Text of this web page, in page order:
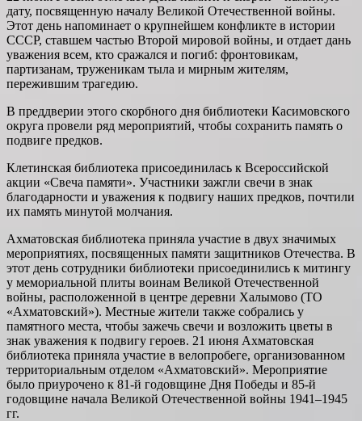
дату, посвященную началу Великой Отечественной войны.
Этот день напоминает о крупнейшем конфликте в истории
СССР, ставшем частью Второй мировой войны, и отдает дань
уважения всем, кто сражался и погиб: фронтовикам,
партизанам, труженикам тыла и мирным жителям,
пережившим трагедию.
В преддверии этого скорбного дня библиотеки Касимовского
округа провели ряд мероприятий, чтобы сохранить память о
подвиге предков.
Клетинская библиотека присоединилась к Всероссийской
акции «Свеча памяти». Участники зажгли свечи в знак
благодарности и уважения к подвигу наших предков, почтили
их память минутой молчания.
Ахматовская библиотека приняла участие в двух значимых
мероприятиях, посвященных памяти защитников Отечества. В
этот день сотрудники библиотеки присоединились к митингу
у мемориальной плиты воинам Великой Отечественной
войны, расположенной в центре деревни Халымово (ТО
«Ахматовский»). Местные жители также собрались у
памятного места, чтобы зажечь свечи и возложить цветы в
знак уважения к подвигу героев. 21 июня Ахматовская
библиотека приняла участие в велопробеге, организованном
территориальным отделом «Ахматовский». Мероприятие
было приурочено к 81-й годовщине Дня Победы и 85-й
годовщине начала Великой Отечественной войны 1941–1945
гг.